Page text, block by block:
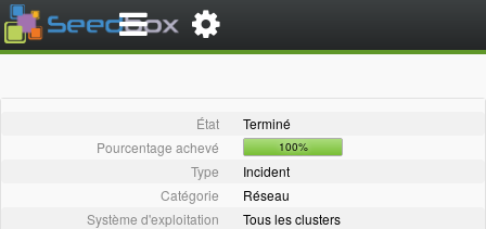
État
Terminé
Pourcentage achevé
100%
Type
Incident
Catégorie
Réseau
Système d'exploitation
Tous les clusters